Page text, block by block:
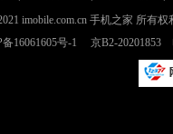
imobile.com.cn 手机之家 所有
16061605号-1
京B2-20201853